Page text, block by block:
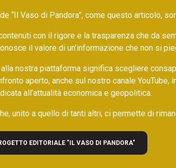
“Il Vaso di Pandora”, come questo articolo,
con il rigore e la trasparenza che da
il valore di un’informazione che non si
nostra piattaforma significa scegliere
aperto, anche sul nostro canale YouTube,
all’attualità economica e geopolitica.
unito a quello di tanti altri, ci permette di
EDITORIALE "IL VASO DI PANDORA"